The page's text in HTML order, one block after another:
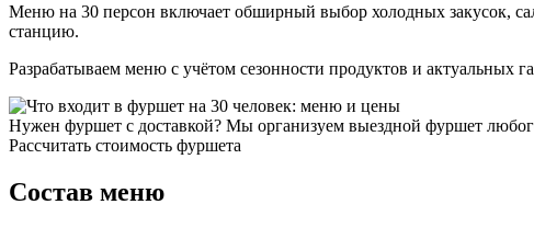
Меню на 30 персон включает обширный выбор холодных закусок,
станцию.
Разрабатываем меню с учётом сезонности продуктов и актуальных
Нужен фуршет с доставкой? Мы организуем выездной фуршет
Рассчитать стоимость фуршета
Состав меню